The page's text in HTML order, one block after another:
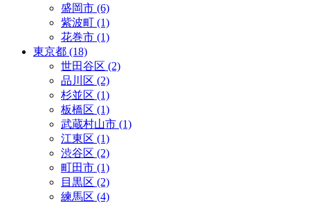
盛岡市 (6)
紫波町 (1)
花巻市 (1)
東京都 (18)
世田谷区 (2)
品川区 (2)
杉並区 (1)
板橋区 (1)
武蔵村山市 (1)
江東区 (1)
渋谷区 (2)
町田市 (1)
目黒区 (2)
練馬区 (4)